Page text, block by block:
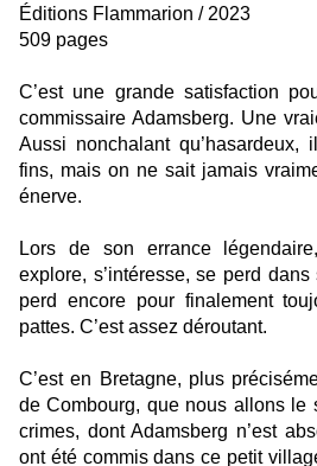
Éditions Flammarion / 2023
509 pages
C’est une grande satisfaction
commissaire Adamsberg. Une
Aussi nonchalant
fins, mais on ne sait jamais
énerve.
Lors de son errance
explore, s’intéresse, se perd
perd encore pour finalement
pattes. C’est assez déroutant.
C’est en Bretagne, plus
de Combourg, que nous allons le
crimes, dont Adamsberg n’est
ont été commis dans ce petit